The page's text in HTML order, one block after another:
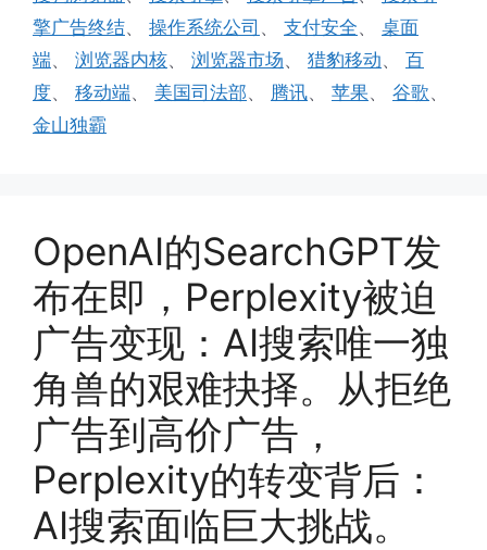
擎广告终结、 操作系统公司 、 支付安全、 桌面
端、 浏览器内核、 浏览器市场、 猎豹移动、 百
度、 移动端、 美国司法部、 腾讯、 苹果、 谷歌、
金山独霸
OpenAI的SearchGPT发
布在即，Perplexity被迫
广告变现：AI搜索唯一独
角兽的艰难抉择。从拒绝
广告到高价广告，
Perplexity的转变背后：
AI搜索面临巨大挑战。